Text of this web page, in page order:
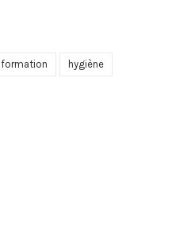
formation hygiène